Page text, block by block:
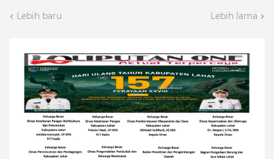
Lebih baru Lebih lama